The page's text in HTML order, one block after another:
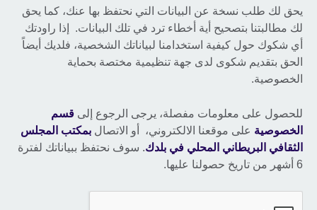
يحق لك طلب نسخة عن البيانات التي نحتفظ بها عنك، كما يحق
لك مطالبتنا بتصحيح أية أخطاء ترد في تلك البيانات. إذا راودتك
أي شكوك حول كيفية استخدامنا لبياناتك الشخصية، فلديك أيضاً
الحق بتقديم شكوى لدى جهة تنظيمية مختصة بحماية
الخصوصية.
للحصول على معلومات مفصلة، يرجى الرجوع إلى قسم
الخصوصية على موقعنا الالكتروني، أو الاتصال بمكتب المجلس
الثقافي البريطاني المحلي في بلدك. سوف نحتفظ ببياناتك لفترة
6 أشهر من تاريخ حصولنا عليها.